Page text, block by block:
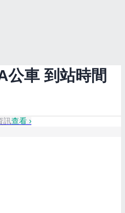
公車 到站時間
訊查看 ›